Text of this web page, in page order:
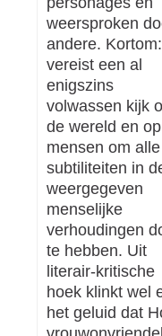
weersproken
andere.
vereist een al
enigszins
volwassen kijk
de wereld en op
mensen om alle
subtiliteiten in
weergegeven
menselijke
verhoudingen
te hebben. Uit
literair-kritische
hoek klinkt wel
het geluid dat